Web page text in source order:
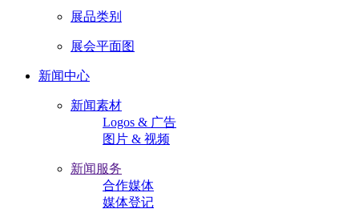
展品类别
展会平面图
新闻中心
新闻素材
Logos & 广告
图片 & 视频
新闻服务
合作媒体
媒体登记